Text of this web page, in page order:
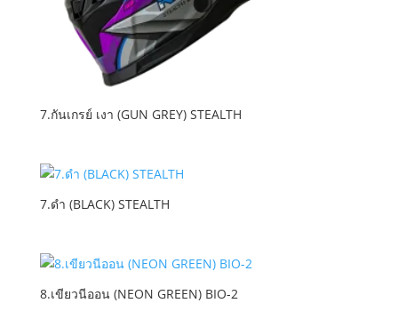
7.กันเกรย์ เงา (GUN GREY) STEALTH
7.ดำ (BLACK) STEALTH
8.เขียวนีออน (NEON GREEN) BIO-2